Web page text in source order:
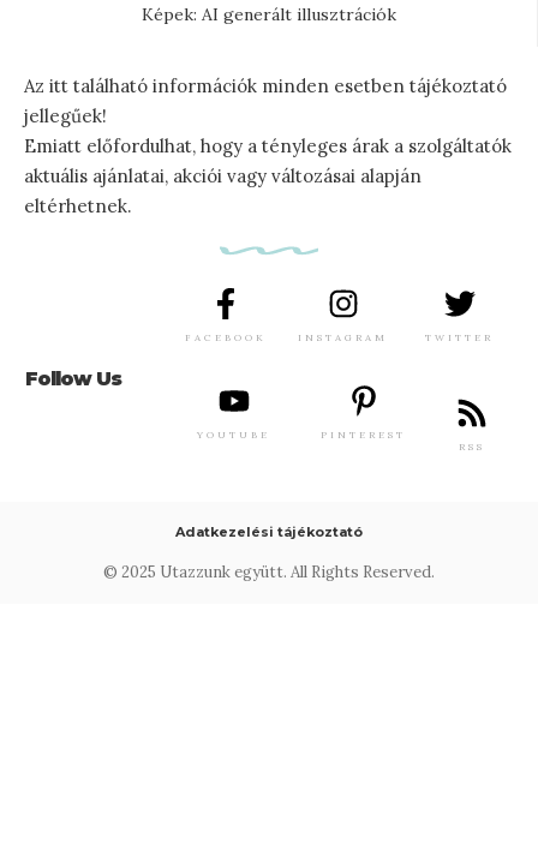
Képek: AI generált illusztrációk
Az itt található információk minden esetben tájékoztató
jellegűek!
Emiatt előfordulhat, hogy a tényleges árak a szolgáltatók
aktuális ajánlatai, akciói vagy változásai alapján
eltérhetnek.
Follow Us
FACEBOOK INSTAGRAM TWITTER
YOUTUBE
PINTEREST
RSS
© 2025 Utazzunk együtt. All Rights Reserved.
Adatkezelési tájékoztató